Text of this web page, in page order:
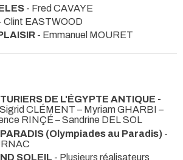
- Fred CAVAYE
Clint EASTWOOD
- Emmanuel MOURET
DE L'ÉGYPTE ANTIQUE -
CLÉMENT – Myriam GHARBI –
RINÇÉ – Sandrine DEL SOL
(Olympiades au Paradis) -
SOLEIL - Plusieurs réalisateurs